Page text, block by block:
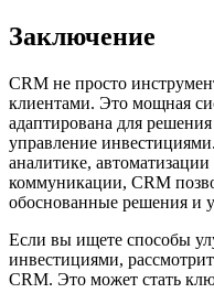
Заключение
CRM не просто
клиентами. Это мощная
адаптирована для
управление
аналитике,
коммуникации, CRM
обоснованные решения и
Если вы ищете способы
инвестициями,
CRM. Это может стать